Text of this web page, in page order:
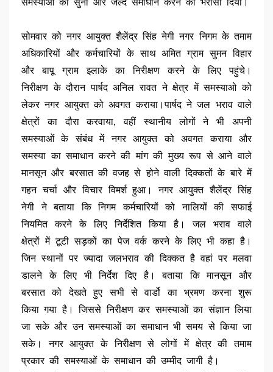
समस्याओं को सुना और जल्द समाधान करने का भरोसा दिया।
सोमवार को नगर आयुक्त शैलेंद्र सिंह नेगी नगर निगम के तमाम
अधिकारियों और कर्मचारियों के साथ अमित ग्राम सुमन विहार
और बापू ग्राम इलाके का निरीक्षण करने के लिए पहुंचे।
निरीक्षण के दौरान पार्षद अनिल रावत ने क्षेत्र में समस्याओ को
लेकर नगर आयुक्त को अवगत कराया।पार्षद ने जल भराव वाले
क्षेत्रों का दौरा करवाया, वहीं स्थानीय लोगों ने भी अपनी
समस्याओं के संबंध में नगर आयुक्त को अवगत कराया और
समस्या का समाधान करने की मांग की मुख्य रूप से आने वाले
मानसून और बरसात की वजह से होने वाली दिक्कतों के बारे में
गहन चर्चा और विचार विमर्श हुआ। नगर आयुक्त शैलेंद्र सिंह
नेगी ने बताया कि निगम कर्मचारियों को नालियों की सफाई
नियमित करने के लिए निर्देशित किया है। जल भराव वाले
क्षेत्रों में टूटी सड़कों का पेज वर्क करने के लिए भी कहा है।
जिन स्थानों पर ज्यादा जलभराव की दिक्कत है वहां पर मलवा
डालने के लिए भी निर्देश दिए है। बताया कि मानसून और
बरसात को देखते हुए सभी से वार्डो का भ्रमण करना शुरू
किया गया है। जिससे निरीक्षण कर समस्याओं का संज्ञान लिया
जा सके और उन समस्याओं का समाधान भी समय से किया जा
सके। नगर आयुक्त के निरीक्षण से लोगों में क्षेत्र की तमाम
प्रकार की समस्याओं के समाधान की उम्मीद जागी है।